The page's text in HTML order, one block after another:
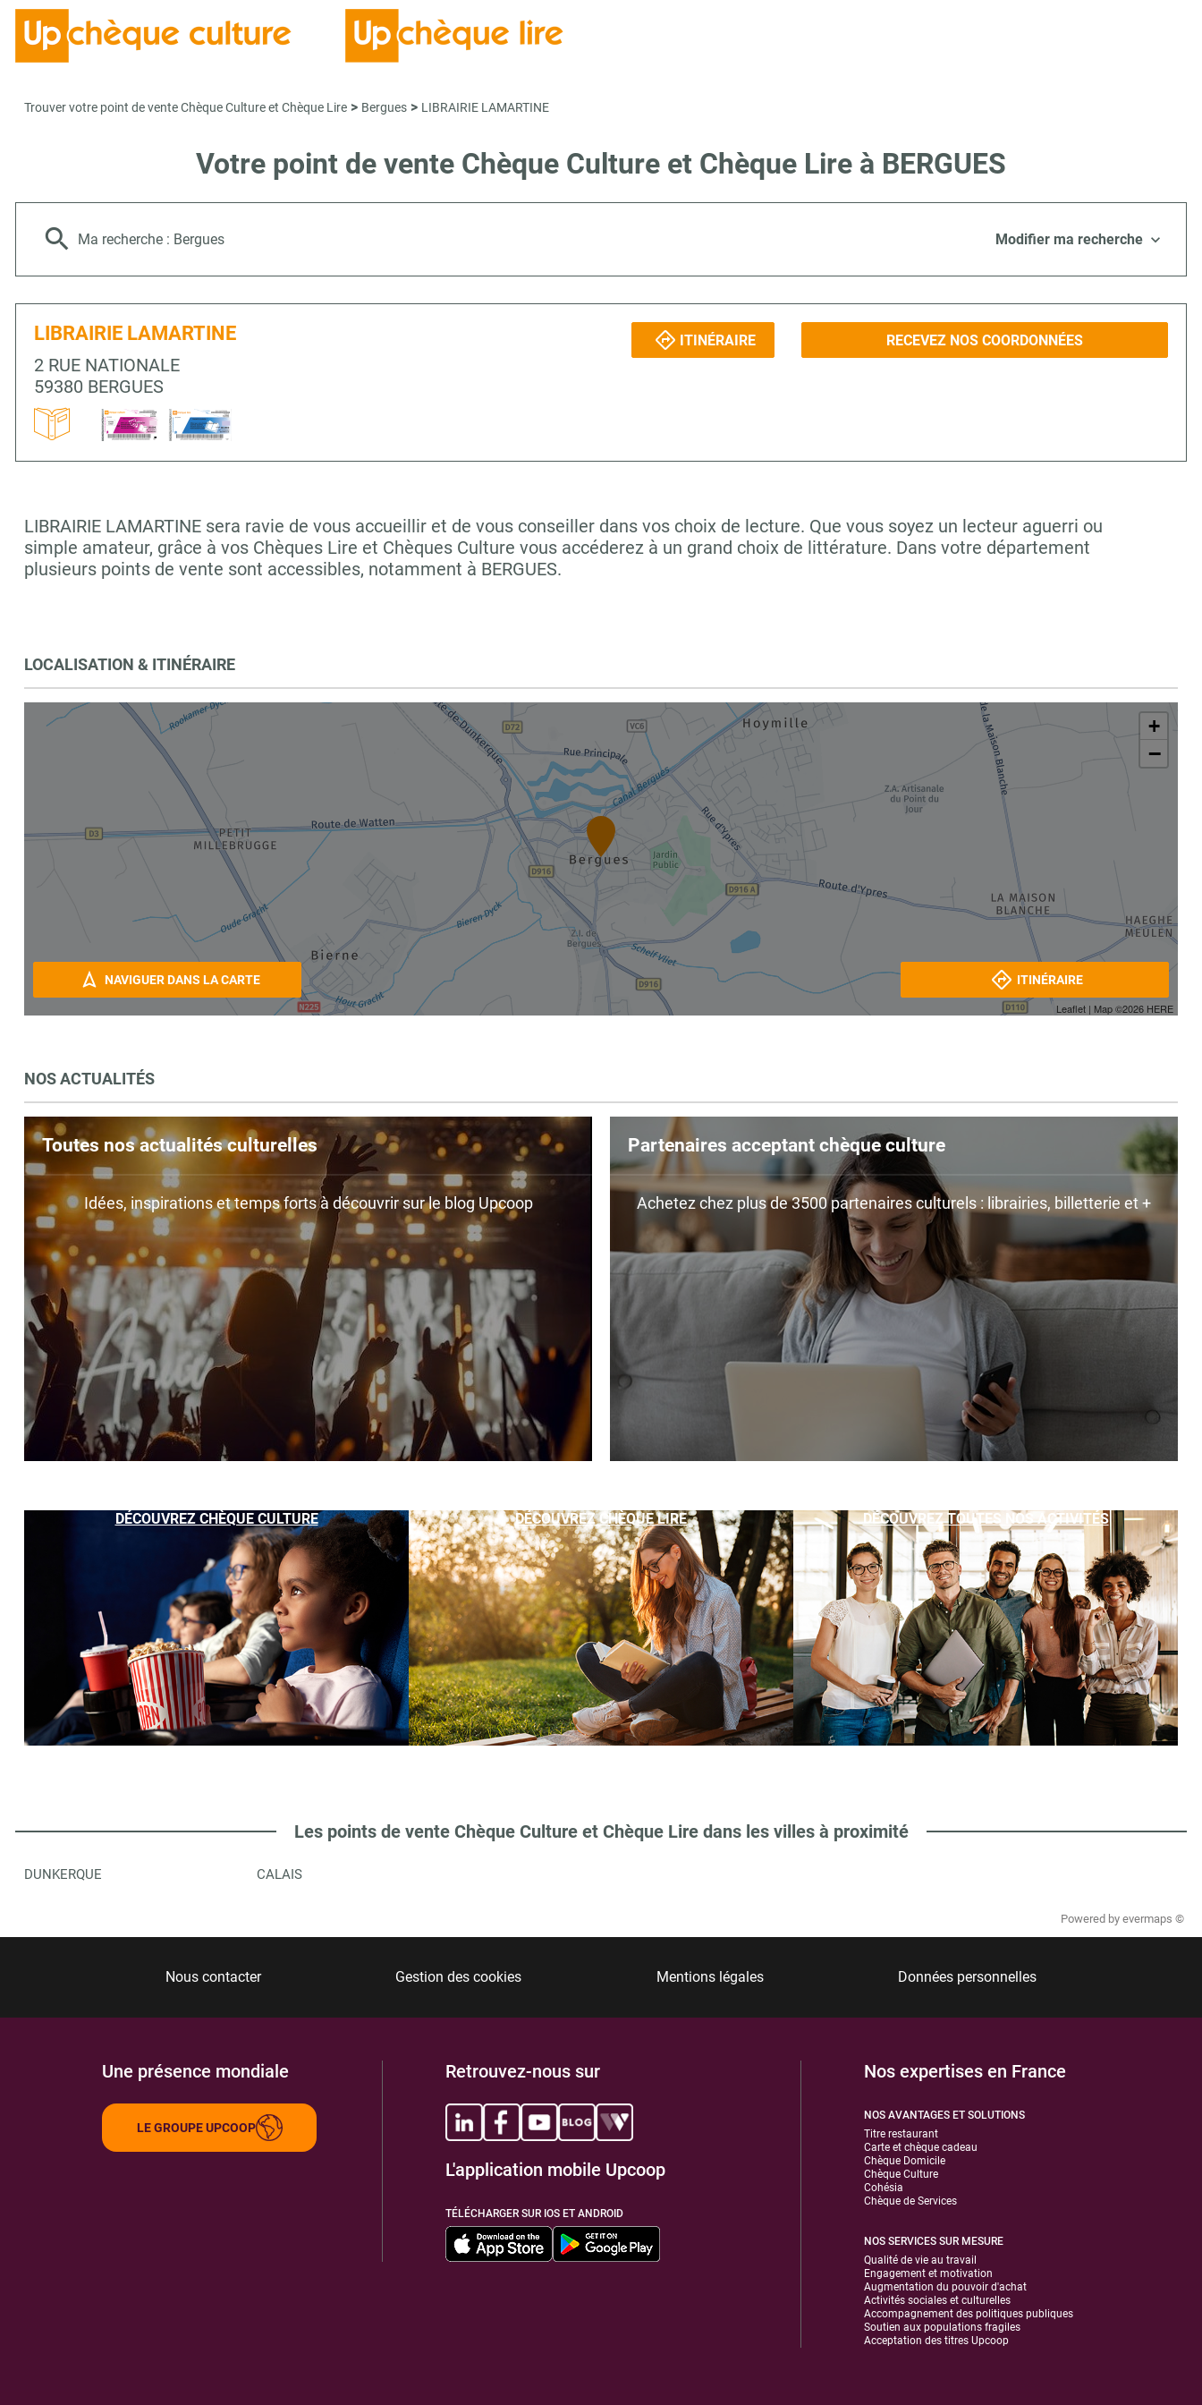
Trouver votre point de vente Chèque Culture et Chèque Lire > Bergues > LIBRAIRIE LAMARTINE
Votre point de vente Chèque Culture et Chèque Lire à BERGUES
Ma recherche : Bergues Modifier ma recherche
LIBRAIRIE LAMARTINE
2 RUE NATIONALE
59380 BERGUES
ITINÉRAIRE RECEVEZ NOS COORDONNÉES
LIBRAIRIE LAMARTINE sera ravie de vous accueillir et de vous conseiller dans vos choix de lecture. Que vous soyez un lecteur aguerri ou
simple amateur, grâce à vos Chèques Lire et Chèques Culture vous accéderez à un grand choix de littérature. Dans votre département
plusieurs points de vente sont accessibles, notamment à BERGUES.
LOCALISATION & ITINÉRAIRE
+
−
Leaflet | Map ©2026 HERE
NAVIGUER DANS LA CARTE ITINÉRAIRE
NOS ACTUALITÉS
Toutes nos actualités culturelles
Idées, inspirations et temps forts à découvrir sur le blog Upcoop
Partenaires acceptant chèque culture
Achetez chez plus de 3500 partenaires culturels : librairies, billetterie et +
DÉCOUVREZ CHÈQUE CULTURE DÉCOUVREZ CHÈQUE LIRE DÉCOUVREZ TOUTES NOS ACTIVITÉS
Les points de vente Chèque Culture et Chèque Lire dans les villes à proximité
DUNKERQUE CALAIS
Powered by evermaps ©
Nous contacter Gestion des cookies Mentions légales Données personnelles
Une présence mondiale
LE GROUPE UPCOOP
Retrouvez-nous sur
L'application mobile Upcoop
TÉLÉCHARGER SUR IOS ET ANDROID
Nos expertises en France
NOS AVANTAGES ET SOLUTIONS
Titre restaurant
Carte et chèque cadeau
Chèque Domicile
Chèque Culture
Cohésia
Chèque de Services
NOS SERVICES SUR MESURE
Qualité de vie au travail
Engagement et motivation
Augmentation du pouvoir d'achat
Activités sociales et culturelles
Accompagnement des politiques publiques
Soutien aux populations fragiles
Acceptation des titres Upcoop